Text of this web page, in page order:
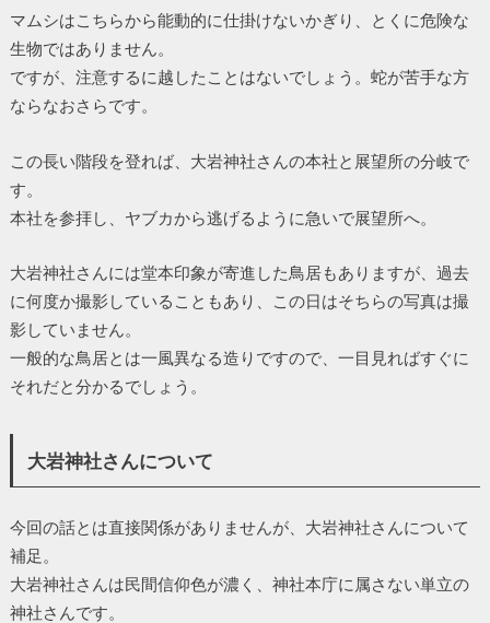
マムシはこちらから能動的に仕掛けないかぎり、とくに危険な
生物ではありません。
ですが、注意するに越したことはないでしょう。蛇が苦手な方
ならなおさらです。
この長い階段を登れば、大岩神社さんの本社と展望所の分岐で
す。
本社を参拝し、ヤブカから逃げるように急いで展望所へ。
大岩神社さんには堂本印象が寄進した鳥居もありますが、過去
に何度か撮影していることもあり、この日はそちらの写真は撮
影していません。
一般的な鳥居とは一風異なる造りですので、一目見ればすぐに
それだと分かるでしょう。
大岩神社さんについて
今回の話とは直接関係がありませんが、大岩神社さんについて
補足。
大岩神社さんは民間信仰色が濃く、神社本庁に属さない単立の
神社さんです。